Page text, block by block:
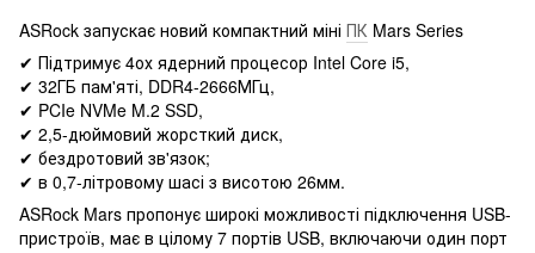
ASRock запускає новий компактний міні ПК Mars Series
✔ Підтримує 4ох ядерний процесор Intel Core i5,
✔ 32ГБ пам'яті, DDR4-2666МГц,
✔ PCIe NVMe M.2 SSD,
✔ 2,5-дюймовий жорсткий диск,
✔ бездротовий зв'язок;
✔ в 0,7-літровому шасі з висотою 26мм.
ASRock Mars пропонує широкі можливості підключення USB-
пристроїв, має в цілому 7 портів USB, включаючи один порт